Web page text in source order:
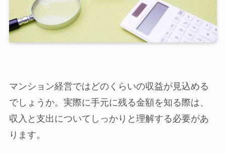
マンション経営ではどのくらいの収益が見込める
でしょうか。実際に手元に残る金額を知る際は、
収入と支出についてしっかりと理解する必要があ
ります。